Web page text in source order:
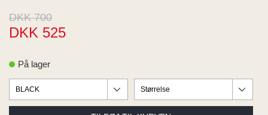
M
DKK 700
DKK 525
På lager